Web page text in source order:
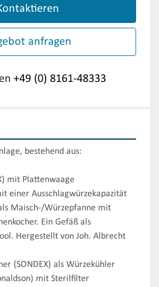
anfragen
+49 (0) 8161-48333
bestehend aus:
mit Plattenwaage
einer Ausschlagwürzekapazität
Maisch-/Würzepfanne mit
Ein Gefäß als
Hergestellt von Joh. Albrecht
(SONDEX) als Würzekühler
mit Sterilfilter